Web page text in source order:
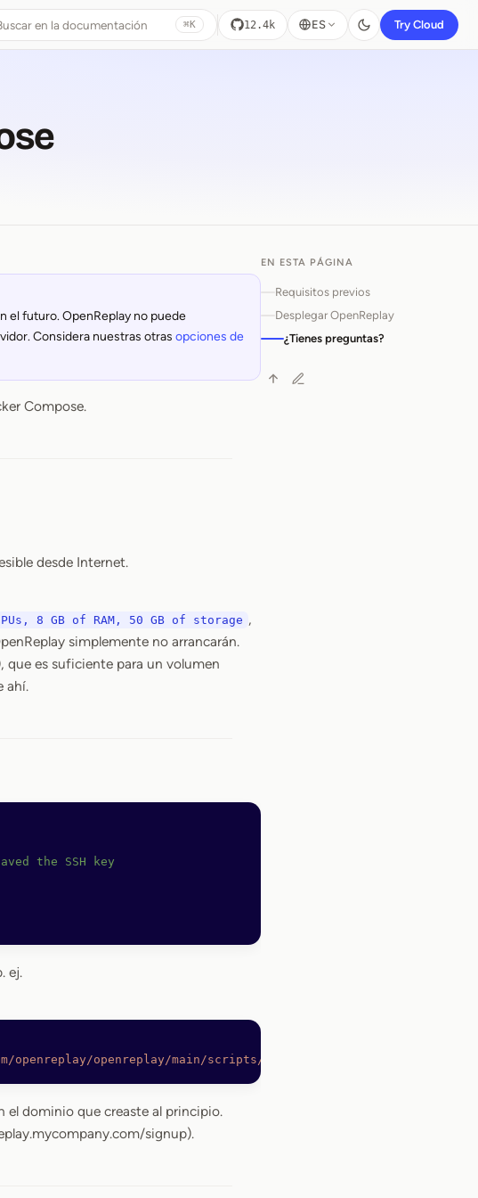
en la documentación ⌘K 12.4k ES Try Cloud
el futuro. OpenReplay no puede
Considera nuestras otras opciones de
Compose.
desde Internet.
8 GB of RAM, 50 GB of storage ,
simplemente no arrancarán.
que es suficiente para un volumen
ahí.
the SSH key
ej.
openreplay/openreplay/main/scripts/docker-compose/docker-
el dominio que creaste al principio.
signup).
EN ESTA PÁGINA
Requisitos previos
Desplegar OpenReplay
¿Tienes preguntas?